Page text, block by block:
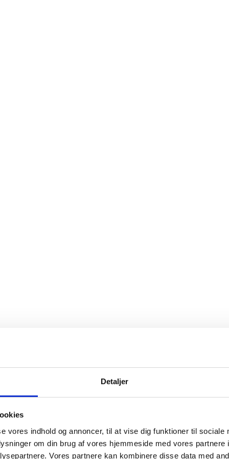
Detaljer
vores indhold og annoncer, til at vise dig funktioner til sociale
om din brug af vores hjemmeside med vores partnere
Vores partnere kan kombinere disse data med